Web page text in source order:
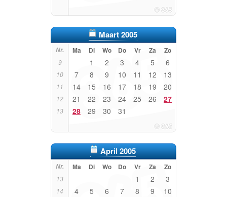
Maart 2005
Nr. Ma Di Wo Do Vr Za Zo
9 1 2 3 4 5 6
10 7 8 9 10 11 12 13
11 14 15 16 17 18 19 20
12 21 22 23 24 25 26 27
13 28 29 30 31
April 2005
Nr. Ma Di Wo Do Vr Za Zo
13 1 2 3
14 4 5 6 7 8 9 10